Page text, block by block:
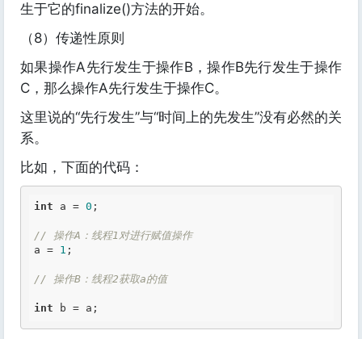
生于它的finalize()方法的开始。
（8）传递性原则
如果操作A先行发生于操作B，操作B先行发生于操作
C，那么操作A先行发生于操作C。
这里说的“先行发生”与“时间上的先发生”没有必然的关
系。
比如，下面的代码：
int a = 0 ;
// 操作A：线程1对进行赋值操作
a = 1 ;
// 操作B：线程2获取a的值
int